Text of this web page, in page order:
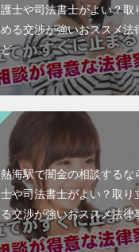
護士や司法書士がよい？取
める交渉が強いおススメ法
ど
熱海駅で闇金の相談するな
士や司法書士がよい？取り
る交渉が強いおススメ法律